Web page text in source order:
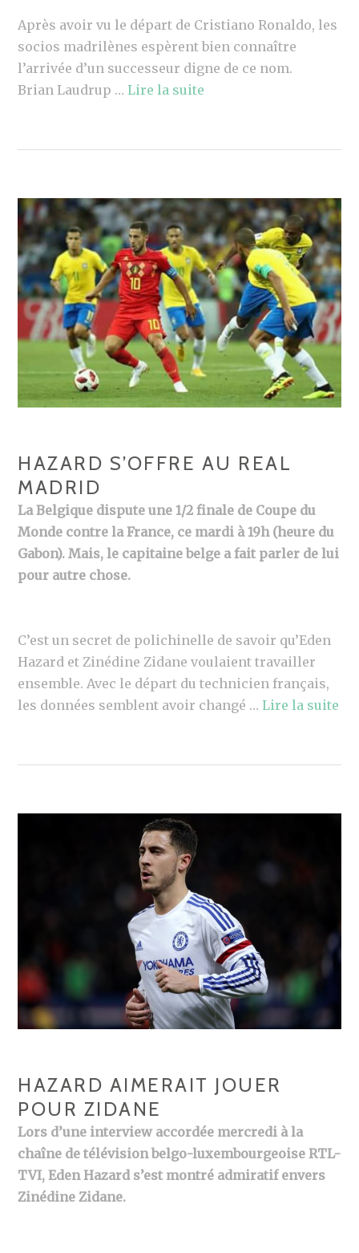
Après avoir vu le départ de Cristiano Ronaldo, les
socios madrilènes espèrent bien connaître
l’arrivée d’un successeur digne de ce nom.
Brian Laudrup …Lire la suite
HAZARD S’OFFRE AU REAL
MADRID
La Belgique dispute une 1/2 finale de Coupe du
Monde contre la France, ce mardi à 19h (heure du
Gabon). Mais, le capitaine belge a fait parler de lui
pour autre chose.
C’est un secret de polichinelle de savoir qu’Eden
Hazard et Zinédine Zidane voulaient travailler
ensemble. Avec le départ du technicien français,
les données semblent avoir changé …Lire la suite
HAZARD AIMERAIT JOUER
POUR ZIDANE
Lors d’une interview accordée mercredi à la
chaîne de télévision belgo-luxembourgeoise RTL-
TVI, Eden Hazard s’est montré admiratif envers
Zinédine Zidane.